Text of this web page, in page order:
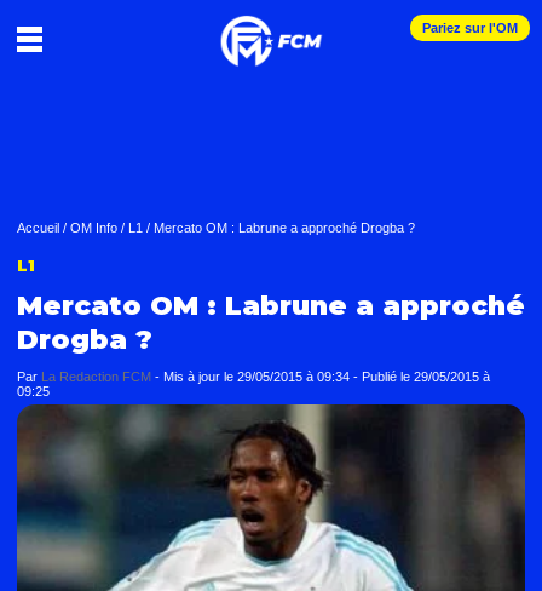
Pariez sur l'OM
Accueil / OM Info / L1 / Mercato OM : Labrune a approché Drogba ?
L1
Mercato OM : Labrune a approché
Drogba ?
Par La Redaction FCM - Mis à jour le 29/05/2015 à 09:34 - Publié le 29/05/2015 à
09:25